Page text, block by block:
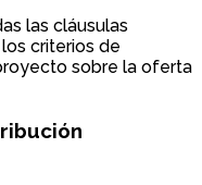
las cláusulas
criterios de
sobre la oferta